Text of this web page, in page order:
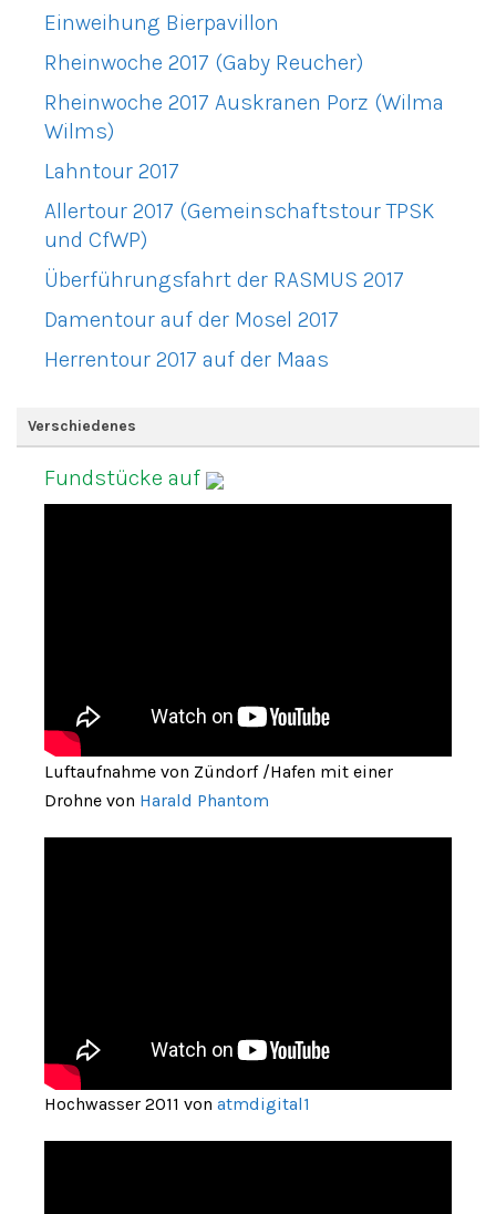
Einweihung Bierpavillon
Rheinwoche 2017 (Gaby Reucher)
Rheinwoche 2017 Auskranen Porz (Wilma
Wilms)
Lahntour 2017
Allertour 2017 (Gemeinschaftstour TPSK
und CfWP)
Überführungsfahrt der RASMUS 2017
Damentour auf der Mosel 2017
Herrentour 2017 auf der Maas
Verschiedenes
Fundstücke auf
Luftaufnahme von Zündorf /Hafen mit einer
Drohne von Harald Phantom
Hochwasser 2011 von atmdigital1